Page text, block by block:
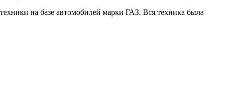
на базе автомобилей марки ГАЗ. Вся техника была